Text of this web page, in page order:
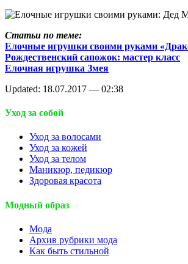
Статьи по теме:
Елочные игрушки своими руками
Рождественский сапожок: мастер класс
Елочная игрушка Змея
Updated: 18.07.2017 — 02:38
Уход за собой
Уход за волосами
Уход за кожей
Уход за телом
Маникюр, педикюр
Здоровая красота
Модный образ
Мода
Архив рубрики мода
Как быть стильной